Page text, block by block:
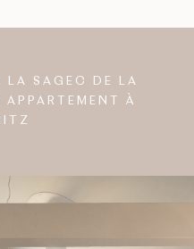
LA SAGEC DE LA
À